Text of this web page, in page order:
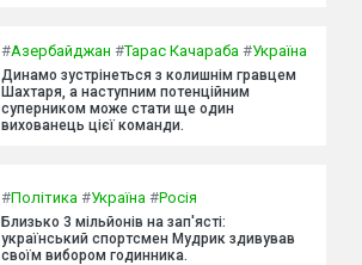
#Азербайджан #Тарас Качараба #Україна
Динамо зустрінеться з колишнім гравцем
Шахтаря, а наступним потенційним
суперником може стати ще один
вихованець цієї команди.
#Політика #Україна #Росія
Близько 3 мільйонів на зап'ясті:
український спортсмен Мудрик здивував
своїм вибором годинника.